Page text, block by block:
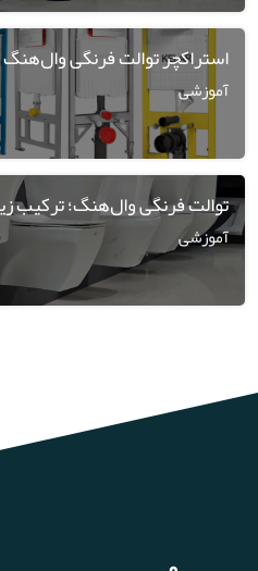
استراکچر توالت فرنگی وال‌هنگ
آموزشی
توالت فرنگی وال‌هنگ؛ ترکیب
آموزشی